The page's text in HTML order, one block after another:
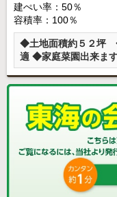
建ぺい率：50％
容積率：100％
◆土地面積約５２坪
適 ◆家庭菜園出来ま